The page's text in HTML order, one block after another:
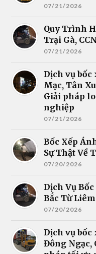
07/21/2026
Quy Trình
Trại Gà,
07/21/2026
Dịch vụ bốc
Mạc, Tân
Giải pháp
nghiệp
07/21/2026
Bốc Xếp
Sự Thật Về
07/20/2026
Dịch Vụ
Bắc Từ
07/20/2026
Dịch vụ bốc
Đông Ngạc,